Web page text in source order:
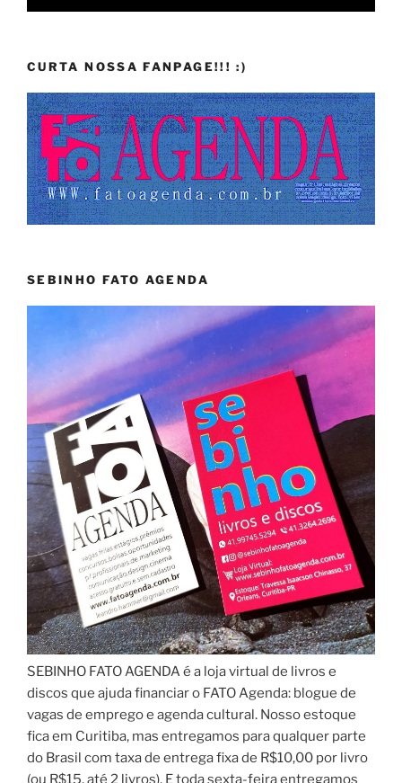
CURTA NOSSA FANPAGE!!! :)
SEBINHO FATO AGENDA
SEBINHO FATO AGENDA é a loja virtual de livros e
discos que ajuda financiar o FATO Agenda: blogue de
vagas de emprego e agenda cultural. Nosso estoque
fica em Curitiba, mas entregamos para qualquer parte
do Brasil com taxa de entrega fixa de R$10,00 por livro
(ou R$15, até 2 livros). E toda sexta-feira entregamos